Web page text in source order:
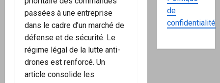
passées à une entreprise
dans le cadre d’un marché de
défense et de sécurité. Le
régime légal de la lutte anti-
drones est renforcé. Un
article consolide les
de
confidentialité